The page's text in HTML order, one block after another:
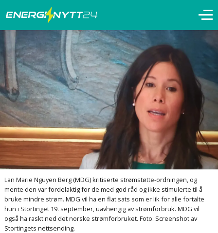
Lan Marie Nguyen Berg (MDG) kritiserte strømstøtte-ordningen, og
mente den var fordelaktig for de med god råd og ikke stimulerte til å
bruke mindre strøm. MDG vil ha en flat sats som er lik for alle fortalte
hun i Stortinget 19. september, uavhengig av strømforbruk. MDG vil
også ha raskt ned det norske strømforbruket. Foto: Screenshot av
Stortingets nettsending.